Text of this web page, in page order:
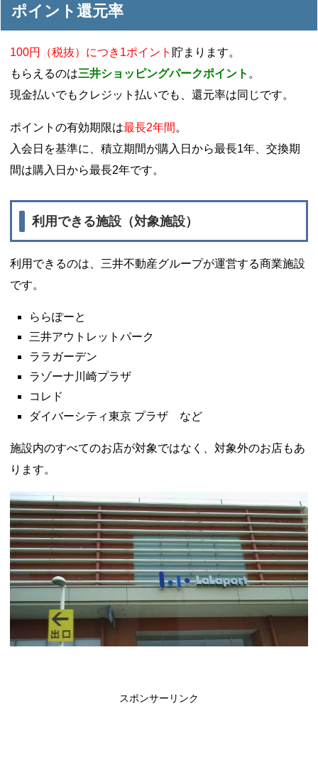
ポイント還元率
100円（税抜）につき1ポイント 貯まります。
もらえるのは三井ショッピングパークポイント 。
現金払いでもクレジット払いでも、還元率は同じです。
ポイントの有効期限は最長2年間 。
入会日を基準に、積立期間が購入日から最長1年、交換期
間は購入日から最長2年です。
利用できる施設（対象施設）
利用できるのは、三井不動産グループが運営する商業施設
です。
ららぽーと
三井アウトレットパーク
ララガーデン
ラゾーナ川崎プラザ
コレド
ダイバーシティ東京 プラザ など
施設内のすべてのお店が対象ではなく、対象外のお店もあ
ります。
スポンサーリンク